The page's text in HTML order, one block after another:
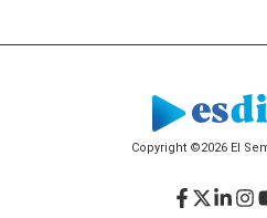
Copyright ©2026 El
Facebook